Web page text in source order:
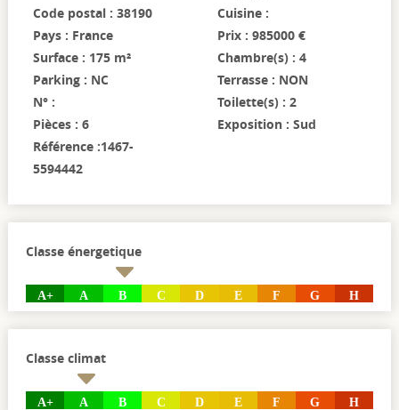
Code postal : 38190
Pays : France
Surface : 175 m²
Parking : NC
N° :
Pièces : 6
Référence :1467-
5594442
Cuisine :
Prix : 985000 €
Chambre(s) : 4
Terrasse : NON
Toilette(s) : 2
Exposition : Sud
Classe énergetique
A+ A B C D E F G H
Classe climat
A+ A B C D E F G H